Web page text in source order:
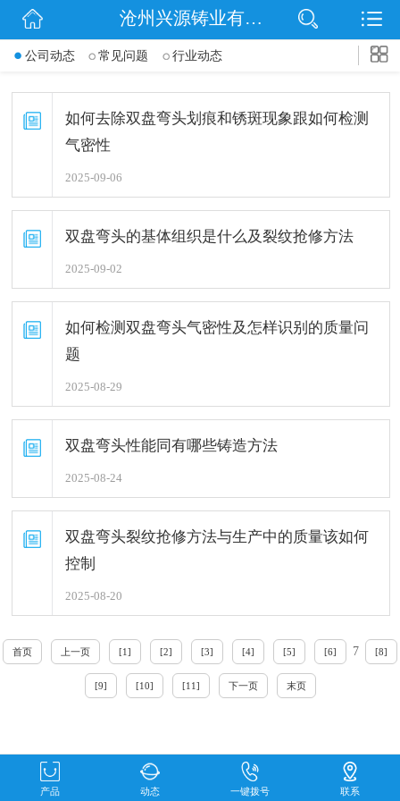
网站首页
信息动态
沧州兴源铸业有限公司
公司动态 常见问题 行业动态
如何去除双盘弯头划痕和锈斑现象跟如何检测
气密性
2025-09-06
双盘弯头的基体组织是什么及裂纹抢修方法
2025-09-02
如何检测双盘弯头气密性及怎样识别的质量问
题
2025-08-29
双盘弯头性能同有哪些铸造方法
2025-08-24
双盘弯头裂纹抢修方法与生产中的质量该如何
控制
2025-08-20
首页 上一页 [1] [2] [3] [4] [5] [6] 7 [8]
[9] [10] [11] 下一页 末页
产品 动态 一键拨号 联系